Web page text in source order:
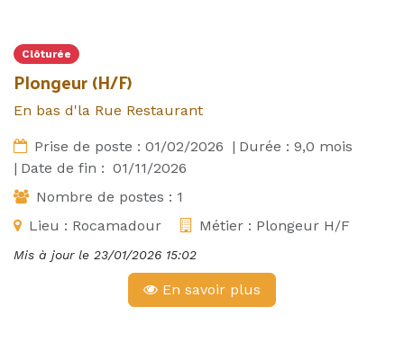
Clôturée
Plongeur (H/F)
En bas d'la Rue Restaurant
Prise de poste : 01/02/2026 | Durée : 9,0 mois
| Date de fin : 01/11/2026
Nombre de postes : 1
Lieu : Rocamadour Métier : Plongeur H/F
Mis à jour le 23/01/2026 15:02
En savoir plus